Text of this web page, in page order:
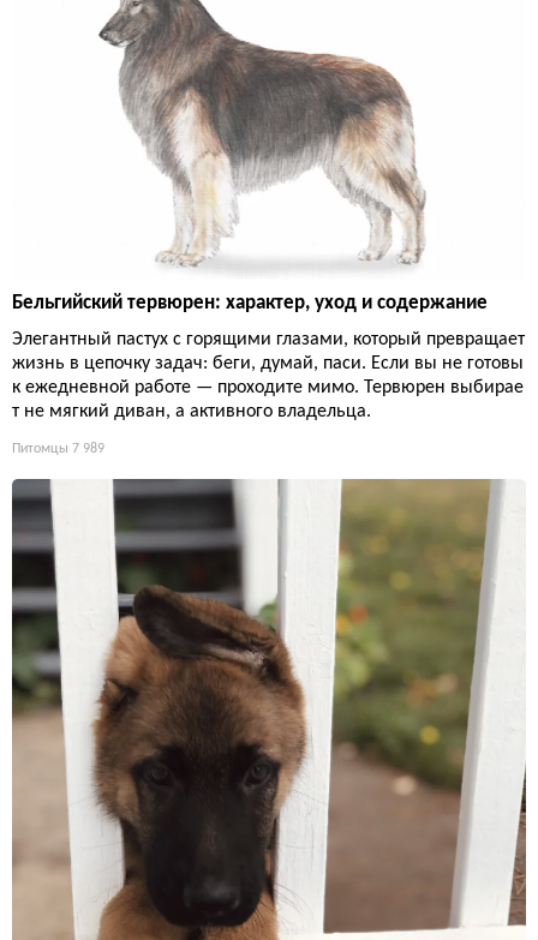
Бельгийский тервюрен: характер, уход и содержание
Элегантный пастух с горящими глазами, который превращает
жизнь в цепочку задач: беги, думай, паси. Если вы не готовы
к ежедневной работе — проходите мимо. Тервюрен выбирае
т не мягкий диван, а активного владельца.
Питомцы 7 989